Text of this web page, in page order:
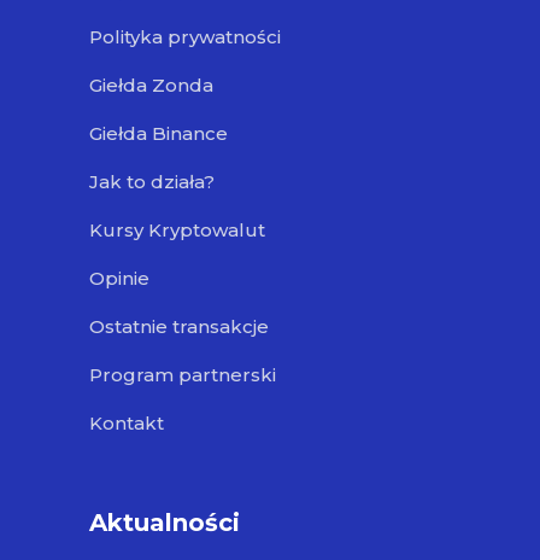
Polityka prywatności
Giełda Zonda
Giełda Binance
Jak to działa?
Kursy Kryptowalut
Opinie
Ostatnie transakcje
Program partnerski
Kontakt
Aktualności